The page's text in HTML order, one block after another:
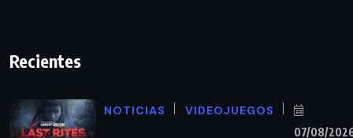
Recientes
NOTICIAS VIDEOJUEGOS
07/08/